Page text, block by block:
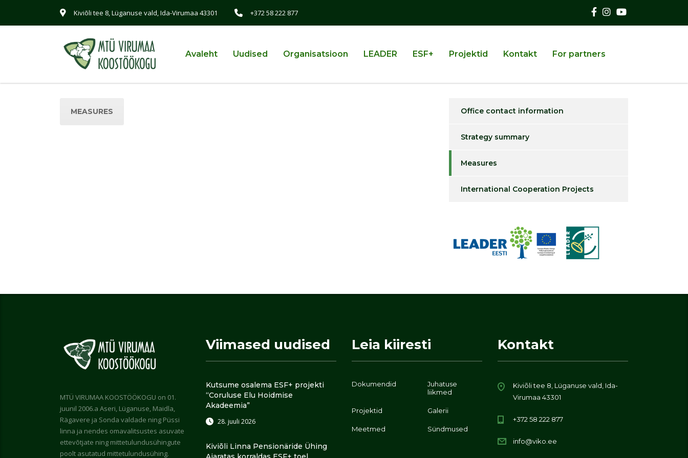
Kiviõli tee 8, Lüganuse vald, Ida-Virumaa 43301 +372 58 222 877
Avaleht Uudised Organisatsioon LEADER ESF+ Projektid Kontakt For partners
MEASURES Office contact information
Strategy summary
Measures
International Cooperation Projects
MTÜ VIRUMAA KOOSTÖÖKOGU on 01.
juunil 2006.a Aseri, Lüganuse, Maidla,
Rägavere ja Sonda valdade ning Püssi
linna ja nendes omavalitsustes asuvate
ettevõtjate ning mittetulundusühingute
poolt asutatud mittetulundusühing.
Viimased uudised
Kutsume osalema ESF+ projekti
“Coruluse Elu Hoidmise
Akadeemia”
28. juuli 2026
Kiviõli Linna Pensionäride Ühing
Leia kiiresti
Dokumendid
Juhatuse
liikmed
Projektid Galerii
Meetmed Sündmused
Kontakt
Kiviõli tee 8, Lüganuse vald, Ida-
Virumaa 43301
+372 58 222 877
info@viko.ee